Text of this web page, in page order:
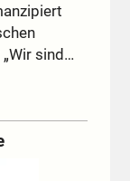
sind…